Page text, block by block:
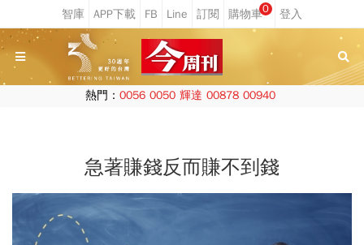
0
熱門： 0056 0050 輝達 00878 00940
急著賺錢反而賺不到錢